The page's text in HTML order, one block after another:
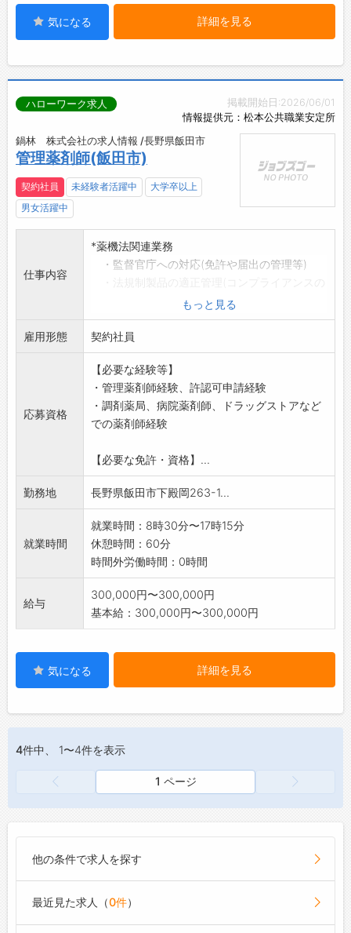
気になる 詳細を見る
掲載開始日:2026/06/01
情報提供元：松本公共職業安定所
ハローワーク求人
鍋林 株式会社の求人情報 /長野県飯田市
管理薬剤師(飯田市)
契約社員 未経験者活躍中
大学卒以上
男女活躍中
仕事内容
*薬機法関連業務
・監督官庁への対応(免許や届出の管理等)
*営業所の関連業務
倉庫内にある医薬品等の品質管理及び麻
薬、毒薬、向精神薬、
覚醒剤原料の入出庫管理。電話応対および
発伝業務
*DI業務等
お取引先の医療機関、調剤薬局等の医療関
に対し情報収集を行い解決します。
ください。
*契約は原則更新により長期勤務可能な方を歓迎
いたします。
*変更の範囲:会社の定める業務
もっと見る
雇用形態 契約社員
応募資格
【必要な経験等】
・管理薬剤師経験、許認可申請経験
・調剤薬局、病院薬剤師、ドラッグストアなど
での薬剤師経験
【必要な免許・資格】...
勤務地 長野県飯田市下殿岡263-1...
就業時間
就業時間：8時30分〜17時15分
休憩時間：60分
時間外労働時間：0時間
給与
300,000円〜300,000円
基本給：300,000円〜300,000円
気になる 詳細を見る
4件中、 1〜4件を表示
1 ページ
他の条件で求人を探す
最近見た求人（0件）